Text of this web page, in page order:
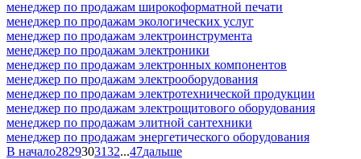
менеджер по продажам широкоформатной печати
менеджер по продажам экологических услуг
менеджер по продажам электроинструмента
менеджер по продажам электроники
менеджер по продажам электронных компонентов
менеджер по продажам электрооборудования
менеджер по продажам электротехнической продукции
менеджер по продажам электрощитового оборудования
менеджер по продажам элитной сантехники
менеджер по продажам энергетического оборудования
В начало2829303132...47дальше